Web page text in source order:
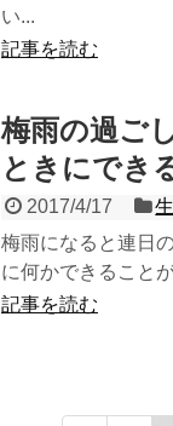
い...
記事を読む
梅雨の過ご
ときにでき
2017/4/17
梅雨になると連日
に何かできること
記事を読む